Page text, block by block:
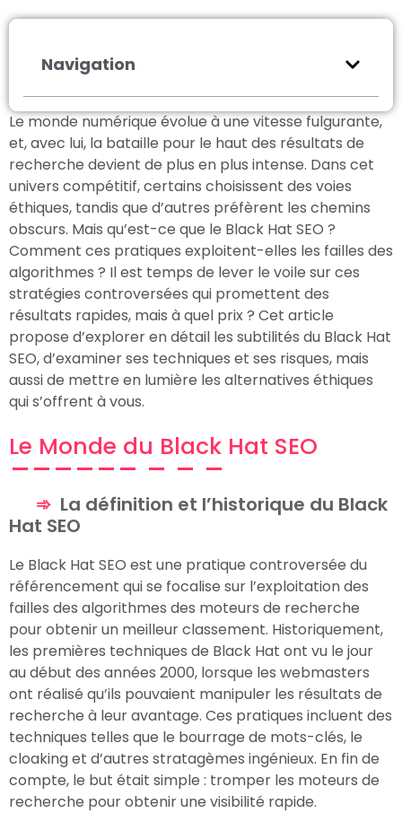
Navigation
Le monde numérique évolue à une vitesse fulgurante,
et, avec lui, la bataille pour le haut des résultats de
recherche devient de plus en plus intense. Dans cet
univers compétitif, certains choisissent des voies
éthiques, tandis que d’autres préfèrent les chemins
obscurs. Mais qu’est-ce que le Black Hat SEO ?
Comment ces pratiques exploitent-elles les failles des
algorithmes ? Il est temps de lever le voile sur ces
stratégies controversées qui promettent des
résultats rapides, mais à quel prix ? Cet article
propose d’explorer en détail les subtilités du Black Hat
SEO, d’examiner ses techniques et ses risques, mais
aussi de mettre en lumière les alternatives éthiques
qui s’offrent à vous.
Le Monde du Black Hat SEO
La définition et l’historique du Black
Hat SEO
Le Black Hat SEO est une pratique controversée du
référencement qui se focalise sur l’exploitation des
failles des algorithmes des moteurs de recherche
pour obtenir un meilleur classement. Historiquement,
les premières techniques de Black Hat ont vu le jour
au début des années 2000, lorsque les webmasters
ont réalisé qu’ils pouvaient manipuler les résultats de
recherche à leur avantage. Ces pratiques incluent des
techniques telles que le bourrage de mots-clés, le
cloaking et d’autres stratagèmes ingénieux. En fin de
compte, le but était simple : tromper les moteurs de
recherche pour obtenir une visibilité rapide.